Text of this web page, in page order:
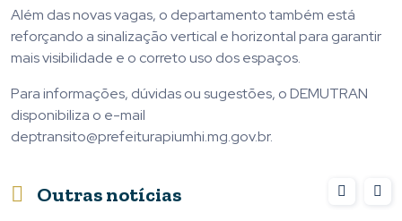
Além das novas vagas, o departamento também está
reforçando a sinalização vertical e horizontal para garantir
mais visibilidade e o correto uso dos espaços.
Para informações, dúvidas ou sugestões, o DEMUTRAN
disponibiliza o e-mail
deptransito@prefeiturapiumhi.mg.gov.br.
Outras notícias